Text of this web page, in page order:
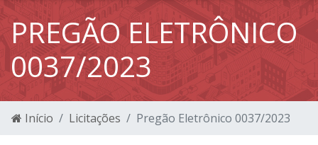
PREGÃO ELETRÔNICO
0037/2023
Início Licitações Pregão Eletrônico 0037/2023